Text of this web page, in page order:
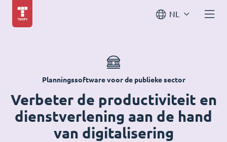
NL
Planningssoftware voor de publieke sector
Verbeter de productiviteit en
dienstverlening aan de hand
van digitalisering